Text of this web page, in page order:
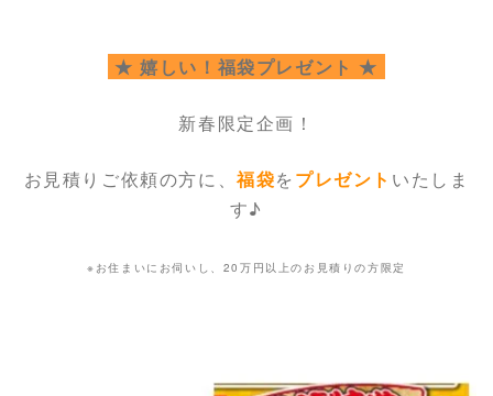
★ 嬉しい！福袋プレゼント ★
新春限定企画！
お見積りご依頼の方に、福袋を プレゼント いたしま
す♪
※お住まいにお伺いし、20万円以上のお見積りの方限定